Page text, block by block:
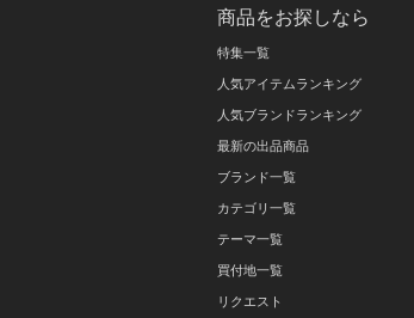
商品をお探しなら
特集一覧
人気アイテムランキング
人気ブランドランキング
最新の出品商品
ブランド一覧
カテゴリ一覧
テーマ一覧
買付地一覧
リクエスト